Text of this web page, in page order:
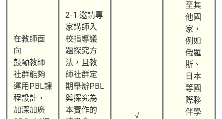
在教師面
向:​
鼓勵教師
社群能夠
運用PBL課
程設計，
加深加廣
2-1 邀請專
家講師入
校指導議
題探究方
法，且教
師社群定
期舉辦PBL
與探究為
本實作的
√
至其
他國
家，
例如:
俄羅
斯、
日本
等國
際夥
伴學